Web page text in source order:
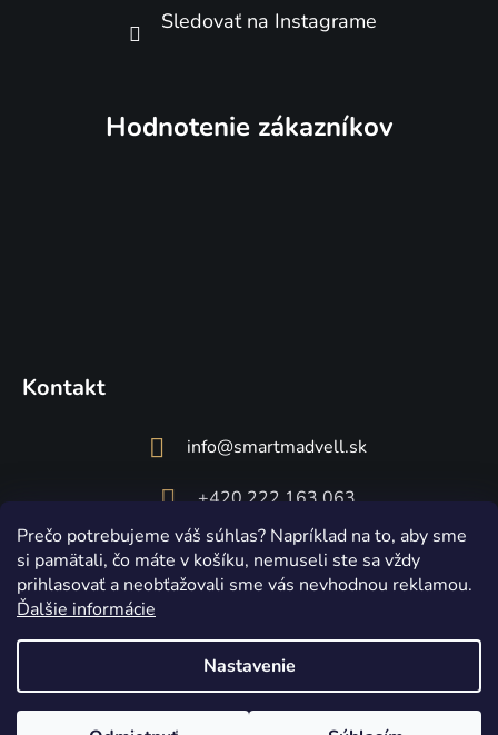
Prečo potrebujeme váš súhlas? Napríklad na to, aby sme
si pamätali, čo máte v košíku, nemuseli ste sa vždy
prihlasovať a neobťažovali sme vás nevhodnou reklamou.
Ďalšie informácie
Nastavenie
Hodnotenie zákazníkov
Sledovať na Instagrame
Kontakt
info@smartmadvell.sk
+420 222 163 063
Vytvoril Shoptet
. Všetky práva vyhradené.